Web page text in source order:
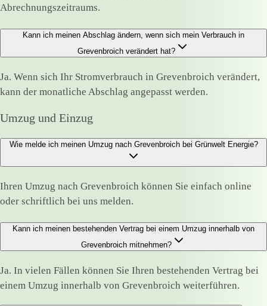
Abrechnungszeitraums.
Kann ich meinen Abschlag ändern, wenn sich mein Verbrauch in
Grevenbroich verändert hat?
Ja. Wenn sich Ihr Stromverbrauch in Grevenbroich verändert,
kann der monatliche Abschlag angepasst werden.
Umzug und Einzug
Wie melde ich meinen Umzug nach Grevenbroich bei Grünwelt Energie?
Ihren Umzug nach Grevenbroich können Sie einfach online
oder schriftlich bei uns melden.
Kann ich meinen bestehenden Vertrag bei einem Umzug innerhalb von
Grevenbroich mitnehmen?
Ja. In vielen Fällen können Sie Ihren bestehenden Vertrag bei
einem Umzug innerhalb von Grevenbroich weiterführen.